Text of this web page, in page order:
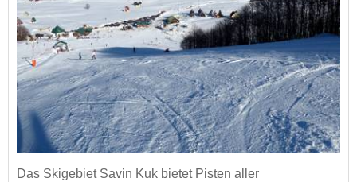
Das Skigebiet Savin Kuk bietet Pisten aller